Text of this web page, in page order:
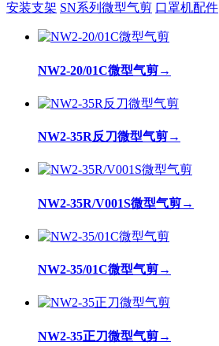
安装支架 SN系列微型气剪 口罩机配件
NW2-20/01C微型气剪→
NW2-35R反刀微型气剪→
NW2-35R/V001S微型气剪→
NW2-35/01C微型气剪→
NW2-35正刀微型气剪→